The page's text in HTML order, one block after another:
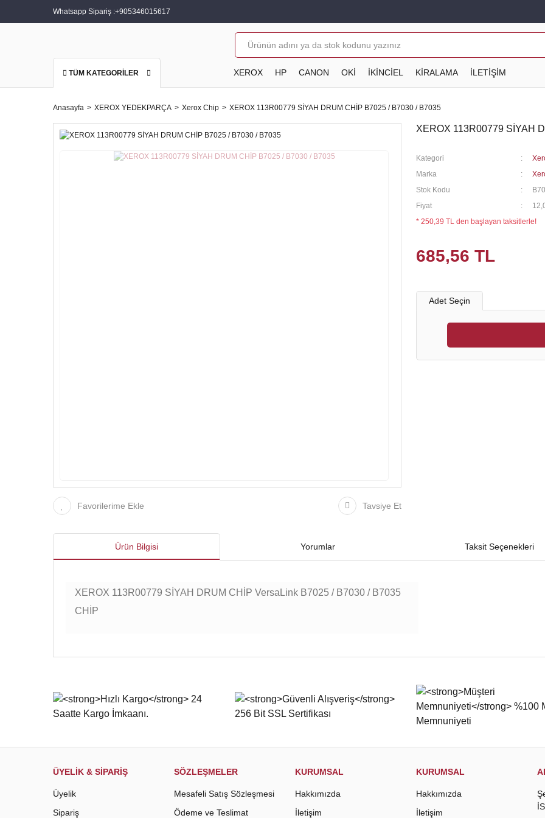
Whatsapp Sipariş :+905346015617
TÜM KATEGORİLER XEROX HP CANON OKİ İKİNCİEL KİRALAMA İLETİŞİM
Anasayfa XEROX YEDEKPARÇA Xerox Chip XEROX 113R00779 SİYAH DRUM CHİP B7025 / B7030 / B7035
Favorilerime Ekle Tavsiye Et
XEROX 113R00779 SİYAH
Kategori
Marka
Stok Kodu
Fiyat
* 250,39 TL den başlayan taksitlerle!
685,56 TL
Adet Seçin
Ürün Bilgisi Yorumlar Taksit Seçenekleri
XEROX 113R00779 SİYAH DRUM CHİP VersaLink B7025 / B7030 / B7035
CHİP
Bu ürünün fiyat bilgisi, resim, ürün açıklamalarında ve diğer konularda yetersiz gördüğünüz noktaları öneri formunu kullanarak
Ürün resmi kalitesiz, bozuk veya görüntülenemiyor.
Ürün açıklamasında eksik bilgiler bulunuyor.
Bu ürüne benzer farklı alternatifler olmalı.
ÜYELİK & SİPARİŞ
Üyelik
Sipariş
SÖZLEŞMELER
Mesafeli Satış Sözleşmesi
Ödeme ve Teslimat
KURUMSAL
Hakkımızda
İletişim
KURUMSAL
Hakkımızda
İletişim